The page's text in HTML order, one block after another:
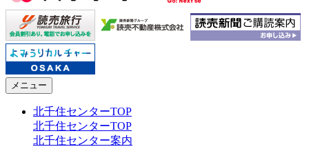
メニュー
北千住センターTOP
北千住センターTOP
北千住センター案内